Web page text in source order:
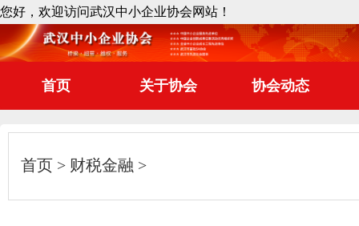
您好，欢迎访问武汉中小企业协会网站！
首页 关于协会 协会动态
首页 财税金融